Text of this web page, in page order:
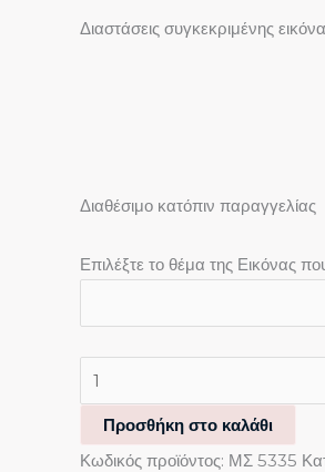
Διαστάσεις συγκεκριμένης
Διαθέσιμο κατόπιν παραγγελίας
Επιλέξτε το θέμα της Εικόνας
Προσθήκη στο καλάθι
Κωδικός προϊόντος: ΜΣ 5335